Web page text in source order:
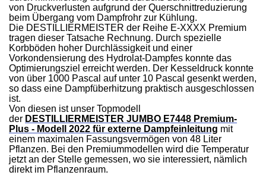
von Druckverlusten aufgrund der Querschnittreduzierung
beim Übergang vom Dampfrohr zur Kühlung.
Die DESTILLIERMEISTER der Reihe E-XXXX Premium
tragen dieser Tatsache Rechnung. Durch spezielle
Korbböden hoher Durchlässigkeit und einer
Vorkondensierung des Hydrolat-Dampfes konnte das
Optimierungsziel erreicht werden. Der Kesseldruck konnte
von über 1000 Pascal auf unter 10 Pascal gesenkt werden,
so dass eine Dampfüberhitzung praktisch ausgeschlossen
ist.
Von diesen ist unser Topmodell
der DESTILLIERMEISTER JUMBO E7448 Premium-
Plus - Modell 2022 für externe Dampfeinleitung mit
einem maximalen Fassungsvermögen von 48 Liter
Pflanzen. Bei den Premiummodellen wird die Temperatur
jetzt an der Stelle gemessen, wo sie interessiert, nämlich
direkt im Pflanzenraum.